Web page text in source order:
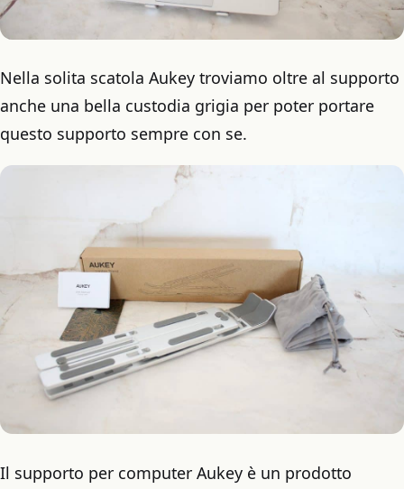
Nella solita scatola Aukey troviamo oltre al supporto
anche una bella custodia grigia per poter portare
questo supporto sempre con se.
Il supporto per computer Aukey è un prodotto